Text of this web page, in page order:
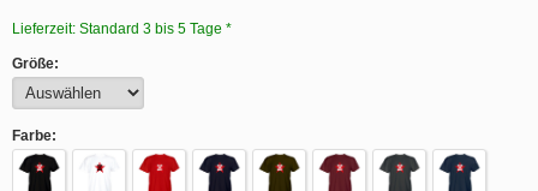
Lieferzeit: Standard 3 bis 5 Tage *
Größe:
Farbe: